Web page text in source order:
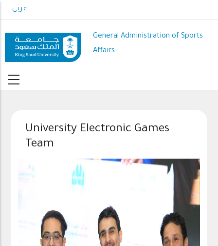
to
content
عربي
General Administration of Sports
Affairs
University Electronic Games
Team